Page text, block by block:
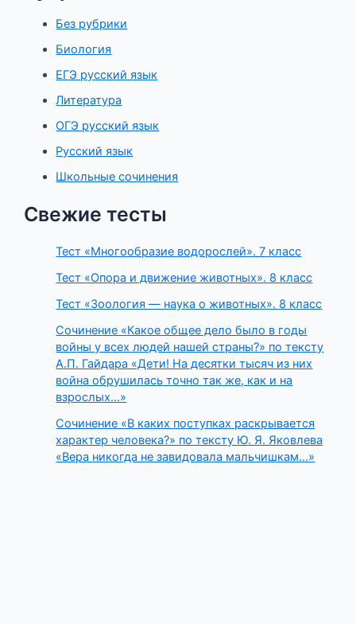
Без рубрики
Биология
ЕГЭ русский язык
Литература
ОГЭ русский язык
Русский язык
Школьные сочинения
Свежие тесты
Тест «Многообразие водорослей». 7 класс
Тест «Опора и движение животных». 8 класс
Тест «Зоология — наука о животных». 8 класс
Сочинение «Какое общее дело было в годы
войны у всех людей нашей страны?» по тексту
А.П. Гайдара «Дети! На десятки тысяч из них
война обрушилась точно так же, как и на
взрослых…»
Сочинение «В каких поступках раскрывается
характер человека?» по тексту Ю. Я. Яковлева
«Вера никогда не завидовала мальчишкам…»